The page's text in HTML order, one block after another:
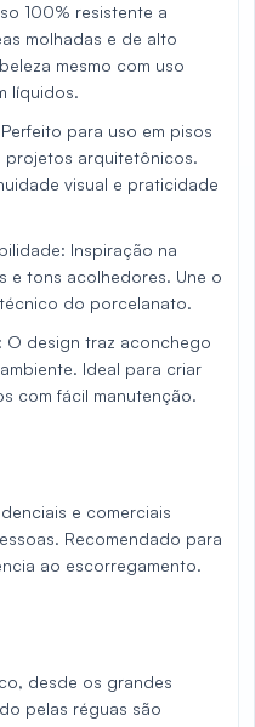
100% resistente a
molhadas e de alto
mesmo com uso
líquidos.
para uso em pisos
projetos arquitetônicos.
visual e praticidade
Inspiração na
e tons acolhedores. Une o
do porcelanato.
O design traz aconchego
Ideal para criar
com fácil manutenção.
e comerciais
Recomendado para
ao escorregamento.
desde os grandes
pelas réguas são